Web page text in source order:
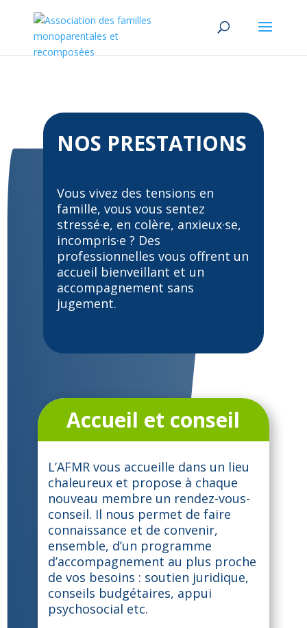
NOS PRESTATIONS
Vous vivez des tensions en
famille, vous vous sentez
stressé·e, en colère, anxieux·se,
incompris·e ? Des
professionnelles vous offrent un
accueil bienveillant et un
accompagnement sans
jugement.
Accueil et conseil
L’AFMR vous accueille dans un lieu
chaleureux et propose à chaque
nouveau membre un rendez-vous-
conseil. Il nous permet de faire
connaissance et de convenir,
ensemble, d’un programme
d’accompagnement au plus proche
de vos besoins : soutien juridique,
conseils budgétaires, appui
psychosocial etc.